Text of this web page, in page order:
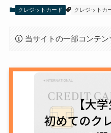
クレジットカード クレジットカ
当サイトの一部コンテ